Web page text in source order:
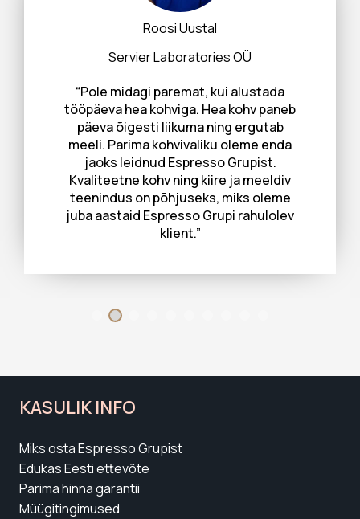
Roosi Uustal
Servier Laboratories OÜ
“Pole midagi paremat, kui alustada
tööpäeva hea kohviga. Hea kohv paneb
päeva õigesti liikuma ning ergutab
meeli. Parima kohvivaliku oleme enda
jaoks leidnud Espresso Grupist.
Kvaliteetne kohv ning kiire ja meeldiv
teenindus on põhjuseks, miks oleme
juba aastaid Espresso Grupi rahulolev
klient.”
KASULIK INFO
Miks osta Espresso Grupist
Edukas Eesti ettevõte
Parima hinna garantii
Müügitingimused